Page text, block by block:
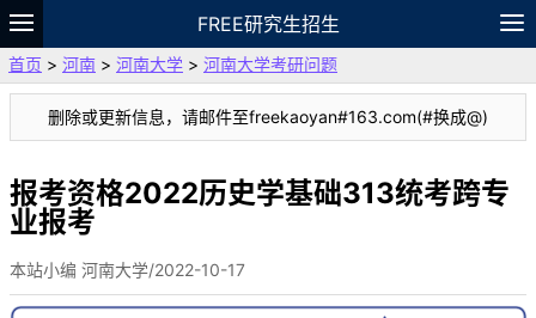
FREE研究生招生
题库
故事 专题 APP 笔记
VIP
资料
首页 > 河南 > 河南大学 > 河南大学考研问题
删除或更新信息，请邮件至freekaoyan#163.com(#换成@)
报考资格2022历史学基础313统考跨专
业报考
本站小编 河南大学/2022-10-17